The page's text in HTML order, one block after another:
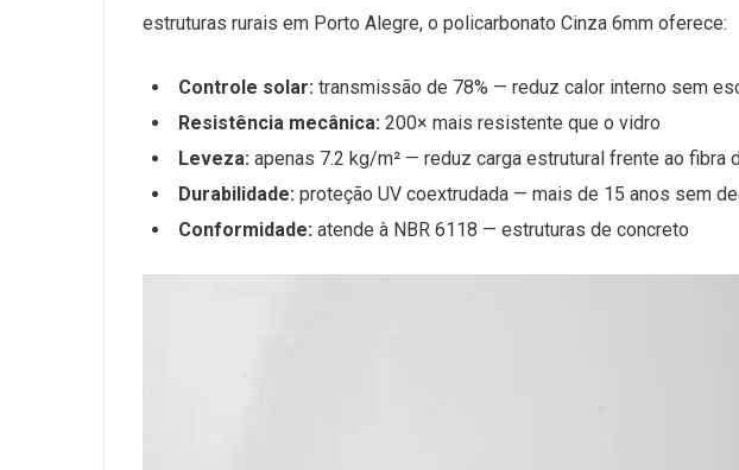
estruturas rurais em Porto Alegre, o policarbonato Cinza 6mm oferece:
Controle solar: transmissão de 78% — reduz calor interno sem
Resistência mecânica: 200× mais resistente que o vidro
Leveza: apenas 7.2 kg/m² — reduz carga estrutural frente ao fibra
Durabilidade: proteção UV coextrudada — mais de 15 anos sem
Conformidade: atende à NBR 6118 — estruturas de concreto